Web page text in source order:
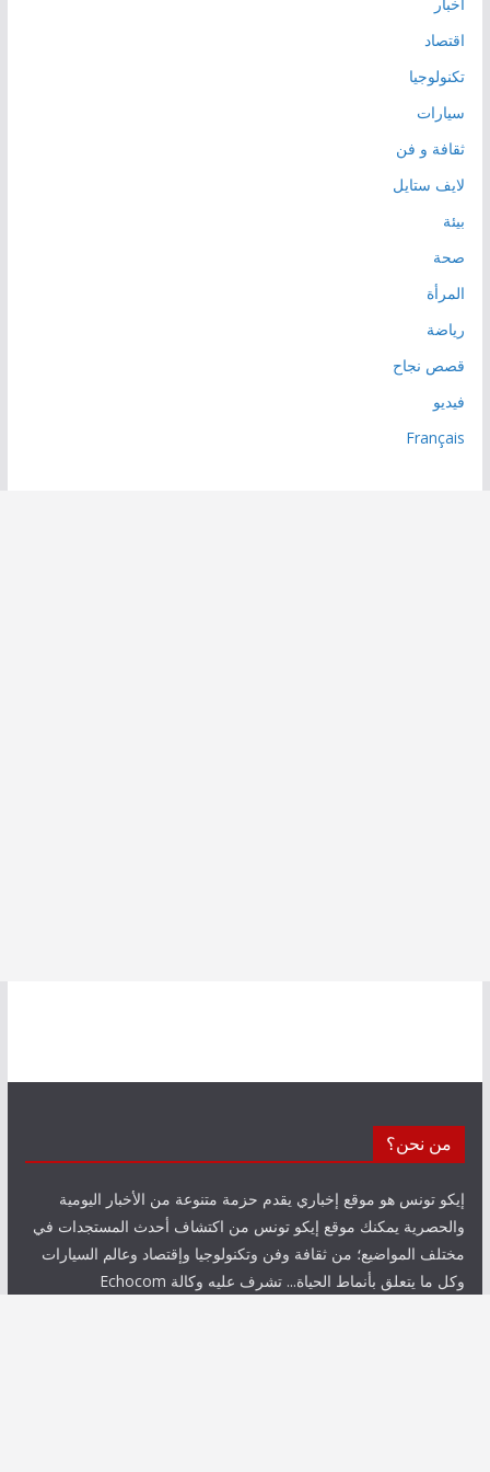
اقتصاد
تكنولوجيا
سيارات
ثقافة و فن
لايف ستايل
بيئة
صحة
المرأة
رياضة
قصص نجاح
فيديو
Français
من نحن؟
إيكو تونس هو موقع إخباري يقدم حزمة متنوعة من الأخبار اليومية
والحصرية يمكنك موقع إيكو تونس من اكتشاف أحدث المستجدات في
مختلف المواضيع؛ من ثقافة وفن وتكنولوجيا وإقتصاد وعالم السيارات
وكل ما يتعلق بأنماط الحياة... تشرف عليه وكالة Echocom